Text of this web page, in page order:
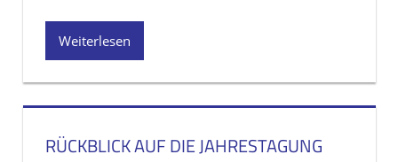
Weiterlesen
RÜCKBLICK AUF DIE JAHRESTAGUNG